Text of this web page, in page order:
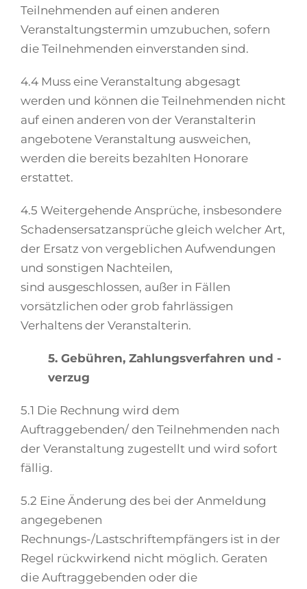
Teilnehmenden auf einen anderen
Veranstaltungstermin umzubuchen, sofern
die Teilnehmenden einverstanden sind.
4.4 Muss eine Veranstaltung abgesagt
werden und können die Teilnehmenden nicht
auf einen anderen von der Veranstalterin
angebotene Veranstaltung ausweichen,
werden die bereits bezahlten Honorare
erstattet.
4.5 Weitergehende Ansprüche, insbesondere
Schadensersatzansprüche gleich welcher Art,
der Ersatz von vergeblichen Aufwendungen
und sonstigen Nachteilen,
sind ausgeschlossen, außer in Fällen
vorsätzlichen oder grob fahrlässigen
Verhaltens der Veranstalterin.
5. Gebühren, Zahlungsverfahren und -
verzug
5.1 Die Rechnung wird dem
Auftraggebenden/ den Teilnehmenden nach
der Veranstaltung zugestellt und wird sofort
fällig.
5.2 Eine Änderung des bei der Anmeldung
angegebenen
Rechnungs-/Lastschriftempfängers ist in der
Regel rückwirkend nicht möglich. Geraten
die Auftraggebenden oder die